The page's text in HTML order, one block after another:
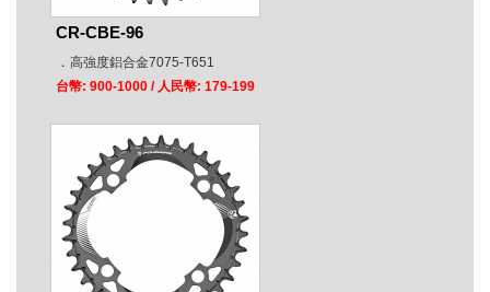
CR-CBE-96
． 高強度鋁合金7075-T651
台幣: 900-1000 / 人民幣: 179-199